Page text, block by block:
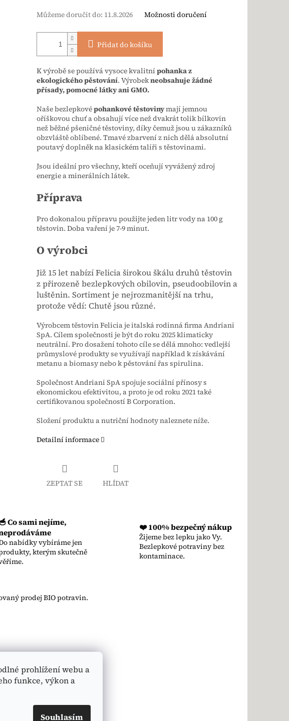
prohlížení webu a
funkce, výkon a
Souhlasím
Můžeme doručit do: 11.8.2026 Možnosti doručení
Přidat do košíku
K výrobě se používá vysoce kvalitní pohanka z
ekologického pěstování. Výrobekneobsahuje žádné
přísady, pomocné látky ani GMO.
Naše bezlepkovépohankové těstovinymají jemnou
oříškovou chuť a obsahují více než dvakrát tolik bílkovin
než běžné pšeničné těstoviny, díky čemuž jsou u zákazníků
obzvláště oblíbené. Tmavé zbarvení z nich dělá absolutní
poutavý doplněk na klasickém talíři s těstovinami.
Jsou ideální pro všechny, kteří oceňují vyvážený zdroj
energie a minerálních látek.
Příprava
Pro dokonalou přípravu použijte jeden litr vody na 100 g
těstovin. Doba vaření je 7-9 minut.
O výrobci
Již 15 let nabízí Felicia širokou škálu druhů těstovin
z přirozeně bezlepkových obilovin, pseudoobilovin a
luštěnin. Sortiment je nejrozmanitější na trhu,
protože vědí: Chutě jsou různé.
Výrobcem těstovin Felicia je italská rodinná firma Andriani
SpA. Cílem společnosti je být do roku 2025 klimaticky
neutrální. Pro dosažení tohoto cíle se dělá mnoho: vedlejší
průmyslové produkty se využívají například k získávání
metanu a biomasy nebo k pěstování řas spirulina.
Společnost Andriani SpA spojuje sociální přínosy s
ekonomickou efektivitou, a proto je od roku 2021 také
certifikovanou společností B Corporation.
Složení produktu a nutriční hodnoty naleznete níže.
Detailní informace
ZEPTAT SE HLÍDAT
🥣 Co sami nejíme,
nabídky vybíráme jen
kterým skutečně
❤️ 100% bezpečný nákup
Žijeme bez lepku jako Vy.
Bezlepkové potraviny bez
kontaminace.
prodej BIO potravin.